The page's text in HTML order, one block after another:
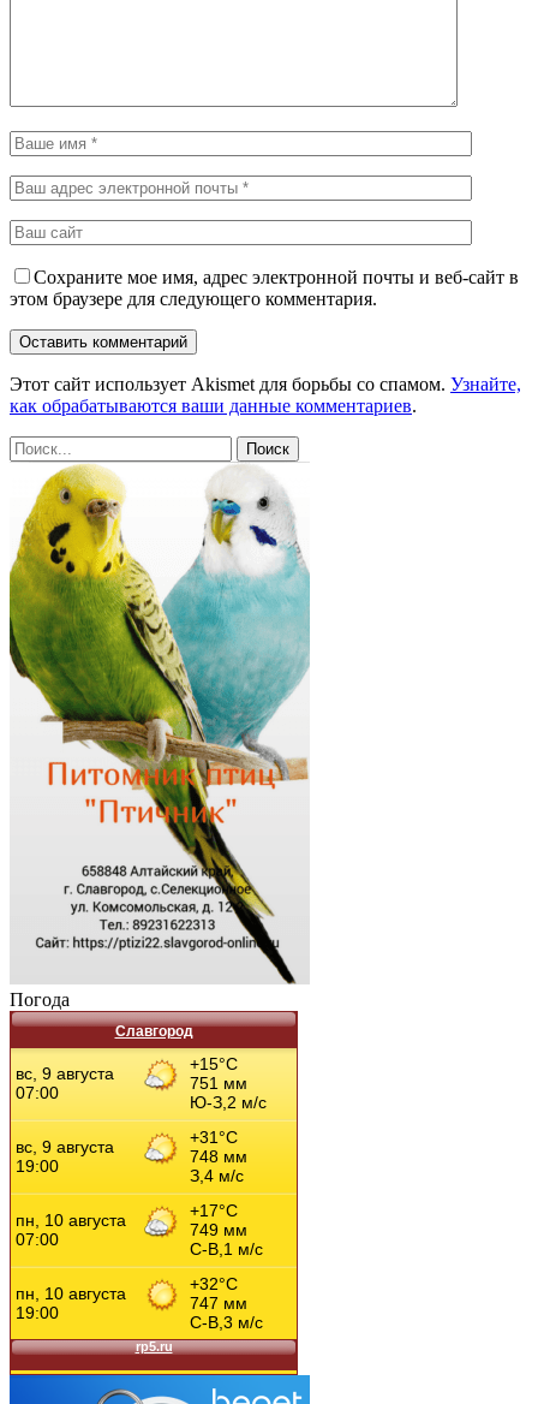
Сохраните мое имя, адрес электронной почты и веб-сайт в
этом браузере для следующего комментария.
Этот сайт использует Akismet для борьбы со спамом. Узнайте,
как обрабатываются ваши данные комментариев.
Погода
Славгород